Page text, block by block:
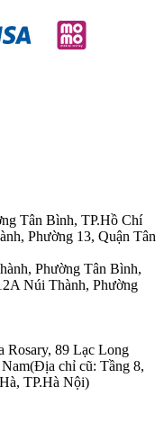
Tân Bình, TP.Hồ Chí
Phường 13, Quận Tân
Phường Tân Bình,
Núi Thành, Phường
Rosary, 89 Lạc Long
(Địa chỉ cũ: Tầng 8,
TP.Hà Nội)